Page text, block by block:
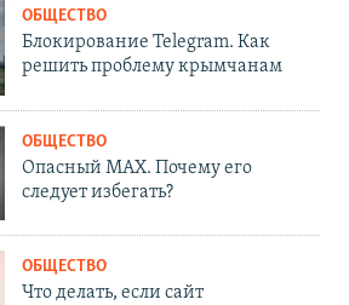
ОБЩЕСТВО
Блокирование Telegram. Как
решить проблему крымчанам
ОБЩЕСТВО
Опасный MAX. Почему его
следует избегать?
ОБЩЕСТВО
Что делать, если сайт